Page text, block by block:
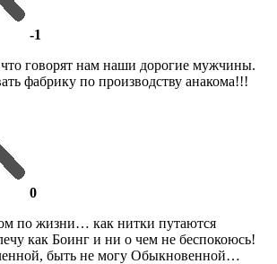
-1
говорят нам наши дорогие мужчины.
фабрику по производству анакома!!!
0
по жизни… как нитки путаются
как Боинг и ни о чем не беспокоюсь!
быть не могу Обыкновенной…